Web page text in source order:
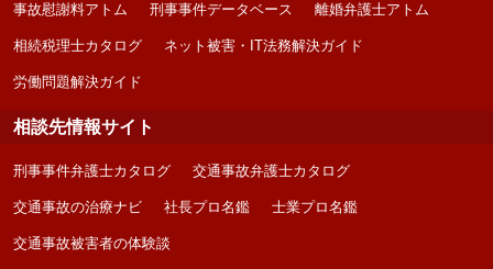
事故慰謝料アトム 刑事事件データベース 離婚弁護士アトム
相続税理士カタログ ネット被害・IT法務解決ガイド
労働問題解決ガイド
相談先情報サイト
刑事事件弁護士カタログ 交通事故弁護士カタログ
交通事故の治療ナビ 社長プロ名鑑 士業プロ名鑑
交通事故被害者の体験談